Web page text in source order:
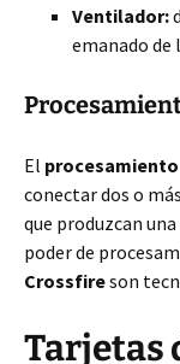
Ventilador:
emanado de
El
conectar dos o
que produzcan
poder de
Crossfireson
Tarjetas